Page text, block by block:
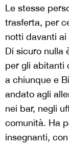
Le stesse
trasferta, per
notti davanti
Di sicuro nulla
per gli abitanti
a chiunque e
andato agli
nei bar, negli
comunità. Ha
insegnanti,